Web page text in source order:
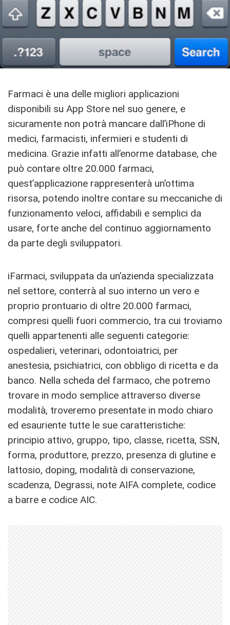
Farmaci è una delle migliori applicazioni
disponibili su App Store nel suo genere, e
sicuramente non potrà mancare dall’iPhone di
medici, farmacisti, infermieri e studenti di
medicina. Grazie infatti all’enorme database, che
può contare oltre 20.000 farmaci,
quest’applicazione rappresenterà un’ottima
risorsa, potendo inoltre contare su meccaniche di
funzionamento veloci, affidabili e semplici da
usare, forte anche del continuo aggiornamento
da parte degli sviluppatori.
iFarmaci, sviluppata da un’azienda specializzata
nel settore, conterrà al suo interno un vero e
proprio prontuario di oltre 20.000 farmaci,
compresi quelli fuori commercio, tra cui troviamo
quelli appartenenti alle seguenti categorie:
ospedalieri, veterinari, odontoiatrici, per
anestesia, psichiatrici, con obbligo di ricetta e da
banco. Nella scheda del farmaco, che potremo
trovare in modo semplice attraverso diverse
modalità, troveremo presentate in modo chiaro
ed esauriente tutte le sue caratteristiche:
principio attivo, gruppo, tipo, classe, ricetta, SSN,
forma, produttore, prezzo, presenza di glutine e
lattosio, doping, modalità di conservazione,
scadenza, Degrassi, note AIFA complete, codice
a barre e codice AIC.